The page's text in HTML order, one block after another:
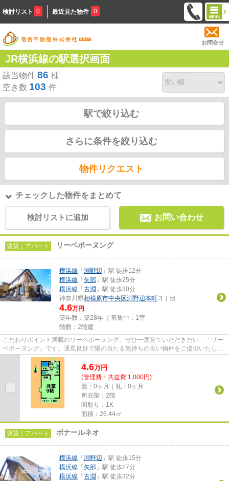
検討リスト 0 最近見た物件 0
お問合せ
JR横浜線の駅選択画面
該当物件 86 棟
空き数 103 件
駅で絞り込む
さらに条件を絞り込む
物件リクエスト
チェックした物件をまとめて
検討リストに追加 お問い合わせ
賃貸｜アパート リーベボーヌング
横浜線 「 淵野辺 」駅 徒歩12分
横浜線 「 矢部 」駅 徒歩25分
横浜線 「 古淵 」駅 徒歩30分
神奈川県相模原市中央区淵野辺本町 ３丁目
4.6万円
築年数：築28年 ｜募集中： 1室
階数：2階建
こだわりポイント満載のリーベボーヌング。ぜひ一度見ていただきたい、「リー
ベボーヌング」です。通風良好で陽の当たる気持ちの良い物件をご提供いたしま
す。こちらの物件はアパート...
4.6万円
(管理費・共益費 1,000円)
敷：0ヶ月｜礼：0ヶ月
所在階：2階
間取り：1K
面積：26.44㎡
賃貸｜アパート ボナールネオ
横浜線 「 淵野辺 」駅 徒歩15分
横浜線 「 矢部 」駅 徒歩27分
横浜線 「 古淵 」駅 徒歩32分